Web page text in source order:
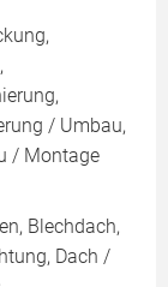
/ Umbau,
/ Montage
Blechdach,
Dach /